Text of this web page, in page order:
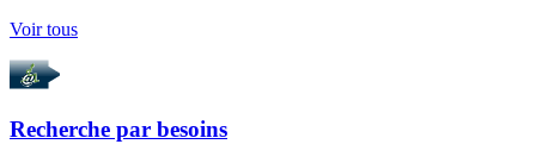
Voir tous
Recherche par besoins